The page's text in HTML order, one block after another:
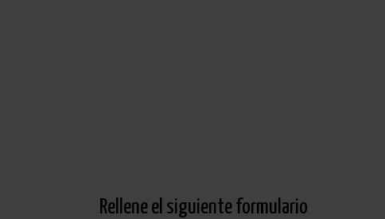
Rellene el siguiente formulario